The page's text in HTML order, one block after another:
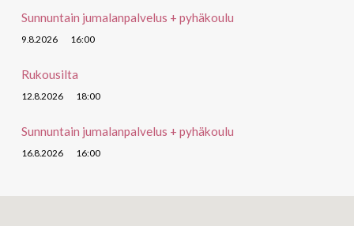
Sunnuntain jumalanpalvelus + pyhäkoulu
9.8.2026 16:00
Rukousilta
12.8.2026 18:00
Sunnuntain jumalanpalvelus + pyhäkoulu
16.8.2026 16:00